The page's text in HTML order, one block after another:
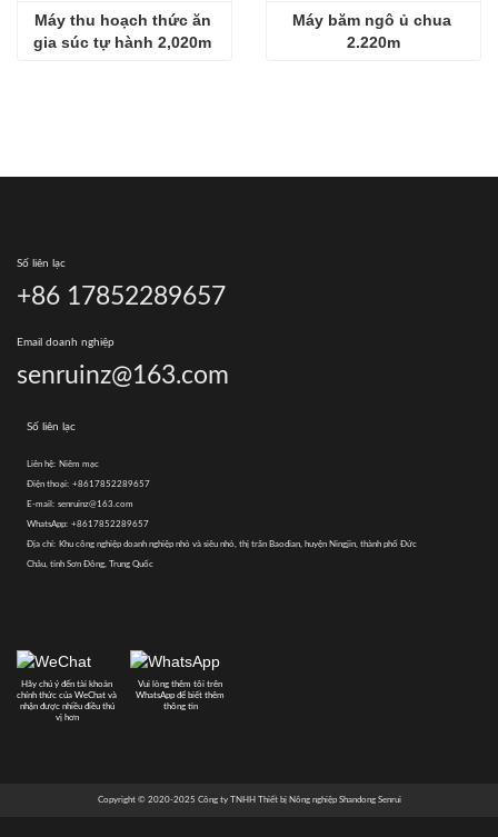
Máy thu hoạch thức ăn
gia súc tự hành 2,020m
Máy băm ngô ủ chua
2.220m
Số liên lạc
+86 17852289657
Email doanh nghiệp
senruinz@163.com
Số liên lạc
Liên hệ: Niêm mạc
Điện thoại: +8617852289657
E-mail: senruinz@163.com
WhatsApp: +8617852289657
Địa chỉ: Khu công nghiệp doanh nghiệp nhỏ và siêu nhỏ, thị trấn Baodian, huyện Ningjin, thành phố Đức
Châu, tỉnh Sơn Đông, Trung Quốc
Hãy chú ý đến tài khoản
chính thức của WeChat và
nhận được nhiều điều thú
vị hơn
Vui lòng thêm tôi trên
WhatsApp để biết thêm
thông tin
Copyright © 2020-2025 Công ty TNHH Thiết bị Nông nghiệp Shandong Senrui